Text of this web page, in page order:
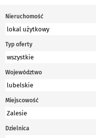
Nieruchomość
Typ oferty
Województwo
Miejscowość
Dzielnica